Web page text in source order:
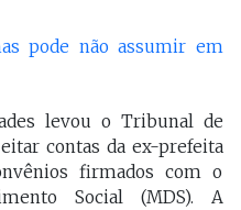
pode não assumir em
levou o Tribunal de
contas da ex-prefeita
firmados com o
Social (MDS). A